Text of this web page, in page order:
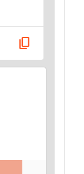
content_copy